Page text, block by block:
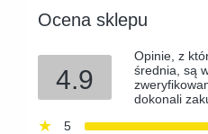
Ocena sklepu
4.9
Opinie, z
średnia, są
dokonali
5